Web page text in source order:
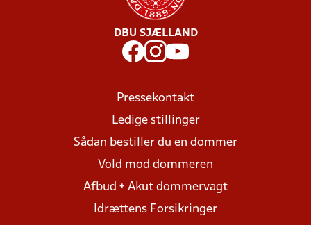
DBU SJÆLLAND
Pressekontakt
Ledige stillinger
Sådan bestiller du en dommer
Vold mod dommeren
Afbud + Akut dommervagt
Idrættens Forsikringer